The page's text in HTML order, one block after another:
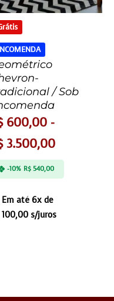
/ Sob
600,00 -
3.500,00
Em até 6x de
100,00 s/juros
-10% R$540,00